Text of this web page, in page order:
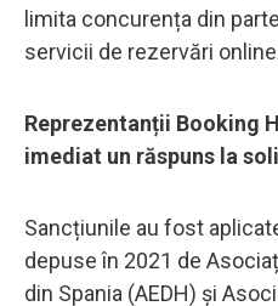
limita concurența din
servicii de rezervări
Reprezentanții Booking
imediat un răspuns la
Sancțiunile au fost
depuse în 2021 de
din Spania (AEDH) și